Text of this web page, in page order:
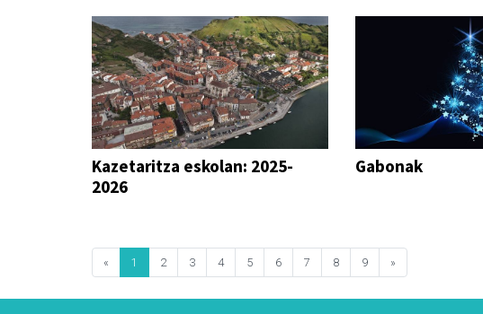
Kazetaritza eskolan: 2025-
2026
Gabonak
« 1 2 3 4 5 6 7 8 9 »